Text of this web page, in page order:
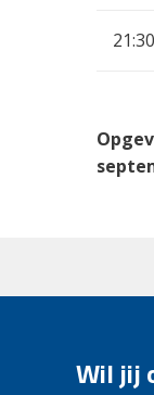
21:30
Wil jij